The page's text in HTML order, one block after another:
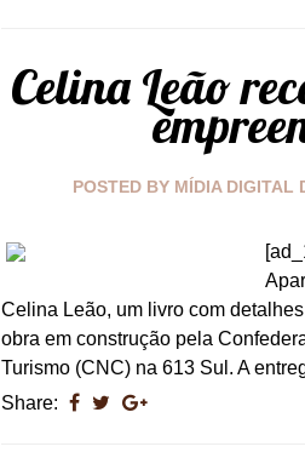
Celina Leão
POSTED BY MÍDIA DIGITAL
Celina Leão, um livro com
obra em construção pela
Turismo (CNC) na 613 Sul. A
Share: